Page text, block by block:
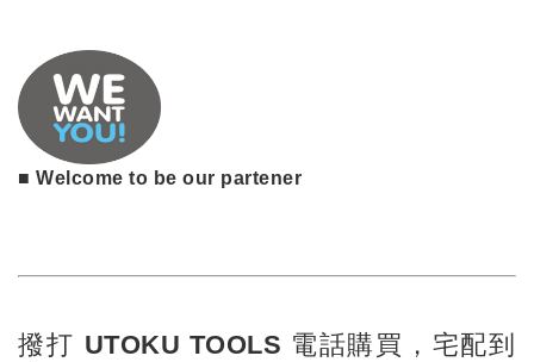
■ Welcome to be our partener
撥打 UTOKU TOOLS 電話購買，宅配到